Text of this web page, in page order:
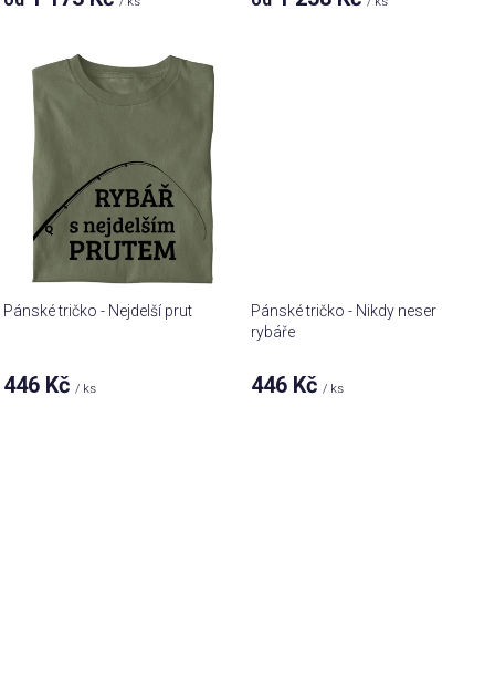
ů
Pánské tričko - Nejdelší prut
446 Kč/ ks
Pánské tričko - Nikdy neser
rybáře
446 Kč/ ks